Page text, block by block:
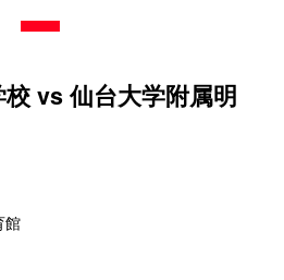
vs 仙台大学附属明
館